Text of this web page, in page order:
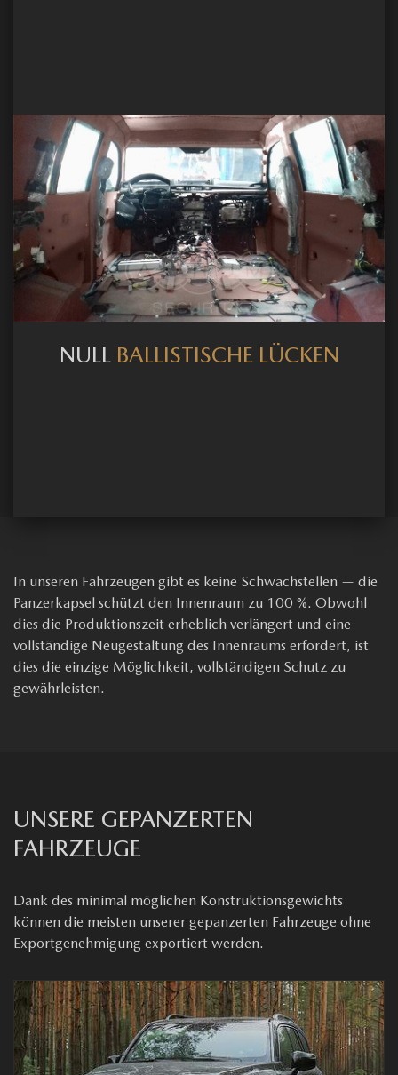
NULL BALLISTISCHE LÜCKEN
In unseren Fahrzeugen gibt es keine Schwachstellen — die
Panzerkapsel schützt den Innenraum zu 100 %. Obwohl
dies die Produktionszeit erheblich verlängert und eine
vollständige Neugestaltung des Innenraums erfordert, ist
dies die einzige Möglichkeit, vollständigen Schutz zu
gewährleisten.
UNSERE GEPANZERTEN
FAHRZEUGE
Dank des minimal möglichen Konstruktionsgewichts
können die meisten unserer gepanzerten Fahrzeuge ohne
Exportgenehmigung exportiert werden.